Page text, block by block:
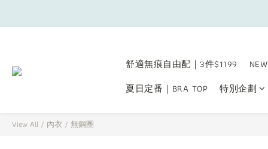
舒適無痕自由配｜3件$1199
夏日定番｜BRA TOP
特別企劃
View All / 內衣 / 無鋼圈